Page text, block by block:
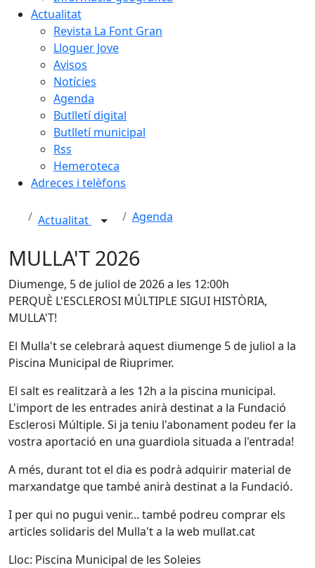
Actualitat
Revista La Font Gran
Lloguer Jove
Avisos
Notícies
Agenda
Butlletí digital
Butlletí municipal
Rss
Hemeroteca
Adreces i telèfons
Actualitat Agenda
MULLA'T 2026
Diumenge, 5 de juliol de 2026 a les 12:00h
PERQUÈ L'ESCLEROSI MÚLTIPLE SIGUI HISTÒRIA,
MULLA'T!
El Mulla't se celebrarà aquest diumenge 5 de juliol a la
Piscina Municipal de Riuprimer.
El salt es realitzarà a les 12h a la piscina municipal.
L'import de les entrades anirà destinat a la Fundació
Esclerosi Múltiple. Si ja teniu l'abonament podeu fer la
vostra aportació en una guardiola situada a l'entrada!
A més, durant tot el dia es podrà adquirir material de
marxandatge que també anirà destinat a la Fundació.
I per qui no pugui venir... també podreu comprar els
articles solidaris del Mulla't a la web mullat.cat
Lloc: Piscina Municipal de les Soleies